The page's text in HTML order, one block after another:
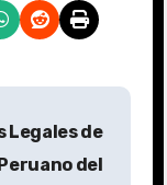
Legales de
del